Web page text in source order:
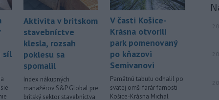
síl
Aktivita v britskom
stavebníctve
klesla, rozsah
poklesu sa
spomalil
Index nákupných
manažérov S&P Global pre
britský sektor stavebníctva
V časti Košice-
Krásna otvorili
park pomenovaný
po kňazovi
Semivanovi
Pamätnú tabuľu odhalil po
svätej omši farár farnosti
Košice-Krásna Michal